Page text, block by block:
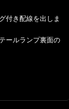
付き配線を出しま
ールランプ裏面の